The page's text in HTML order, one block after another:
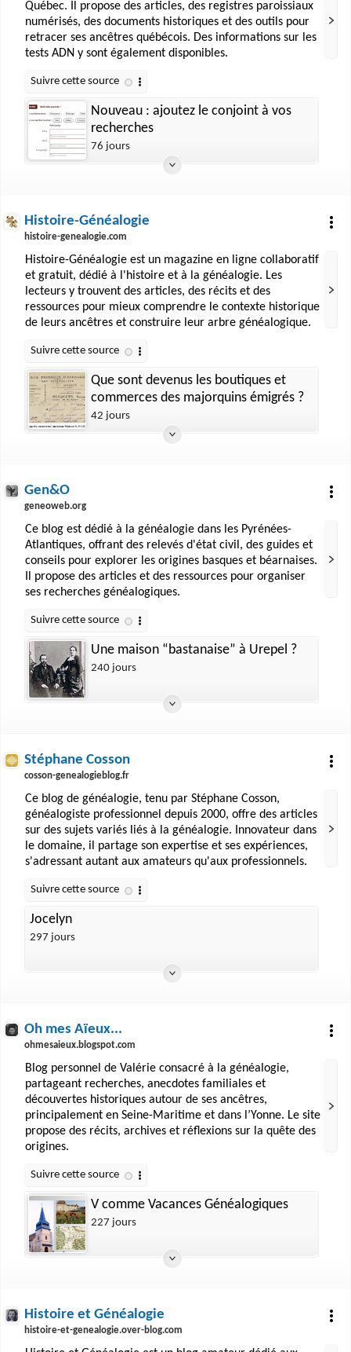
Québec. Il propose des articles, des registres paroissiaux
numérisés, des documents historiques et des outils pour
retracer ses ancêtres québécois. Des informations sur les
tests ADN y sont également disponibles.
Nouveau : ajoutez le conjoint à vos
recherches
76 jours
Histoire-Généalogie
histoire-genealogie.com
Histoire-Généalogie est un magazine en ligne collaboratif
et gratuit, dédié à l'histoire et à la généalogie. Les
lecteurs y trouvent des articles, des récits et des
ressources pour mieux comprendre le contexte historique
de leurs ancêtres et construire leur arbre généalogique.
Que sont devenus les boutiques et
commerces des majorquins émigrés ?
42 jours
Gen&O
geneoweb.org
Ce blog est dédié à la généalogie dans les Pyrénées-
Atlantiques, offrant des relevés d'état civil, des guides et
conseils pour explorer les origines basques et béarnaises.
Il propose des articles et des ressources pour organiser
ses recherches généalogiques.
Une maison “bastanaise” à Urepel ?
240 jours
Stéphane Cosson
cosson-genealogieblog.fr
Ce blog de généalogie, tenu par Stéphane Cosson,
généalogiste professionnel depuis 2000, offre des articles
sur des sujets variés liés à la généalogie. Innovateur dans
le domaine, il partage son expertise et ses expériences,
s'adressant autant aux amateurs qu'aux professionnels.
Jocelyn
297 jours
Oh mes Aïeux...
ohmesaieux.blogspot.com
Blog personnel de Valérie consacré à la généalogie,
partageant recherches, anecdotes familiales et
découvertes historiques autour de ses ancêtres,
principalement en Seine-Maritime et dans l’Yonne. Le site
propose des récits, archives et réflexions sur la quête des
origines.
V comme Vacances Généalogiques
227 jours
Histoire et Généalogie
histoire-et-genealogie.over-blog.com